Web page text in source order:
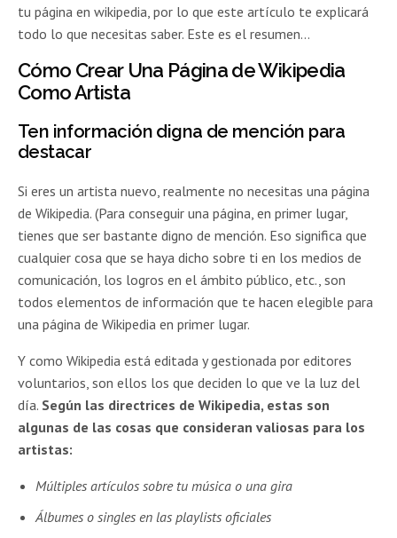
tu página en wikipedia, por lo que este artículo te explicará
todo lo que necesitas saber. Este es el resumen…
Cómo Crear Una Página de Wikipedia
Como Artista
Ten información digna de mención para
destacar
Si eres un artista nuevo, realmente no necesitas una página
de Wikipedia. (Para conseguir una página, en primer lugar,
tienes que ser bastante digno de mención. Eso significa que
cualquier cosa que se haya dicho sobre ti en los medios de
comunicación, los logros en el ámbito público, etc., son
todos elementos de información que te hacen elegible para
una página de Wikipedia en primer lugar.
Y como Wikipedia está editada y gestionada por editores
voluntarios, son ellos los que deciden lo que ve la luz del
día. Según las directrices de Wikipedia, estas son
algunas de las cosas que consideran valiosas para los
artistas:
Múltiples artículos sobre tu música o una gira
Álbumes o singles en las playlists oficiales